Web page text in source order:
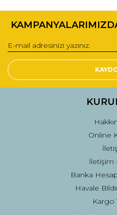
konularda yetersiz
Görüş ve önerileriniz için
Ürün resmi kalitesiz, bozuk
Ürün açıklamasında eksik
Ürün fiyatı diğer sitelerden
Online
İletişim
Banka
Havale
Kargo